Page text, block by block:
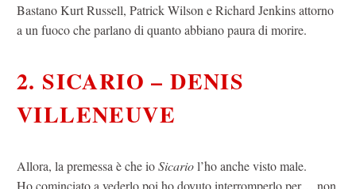
Bastano Kurt Russell, Patrick Wilson e Richard Jenkins attorno
a un fuoco che parlano di quanto abbiano paura di morire.
2. SICARIO – DENIS
VILLENEUVE
Allora, la premessa è che ioSicariol’ho anche visto male.
Ho cominciato a vederlo poi ho dovuto interromperlo per… non